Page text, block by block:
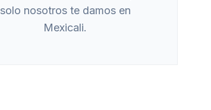
solo nosotros te damos en
Mexicali.